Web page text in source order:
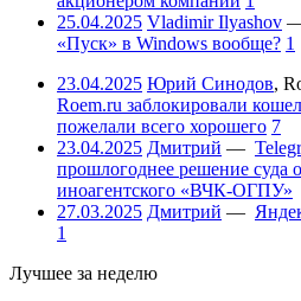
25.04.2025 Vladimir Ilyashov
«Пуск» в Windows вообще? 1
23.04.2025 Юрий Синодов,
Roem.ru заблокировали
пожелали всего хорошего 7
23.04.2025 Дмитрий —
прошлогоднее решение суда
иноагентского «ВЧК-ОГПУ»
27.03.2025 Дмитрий —
1
Лучшее за неделю